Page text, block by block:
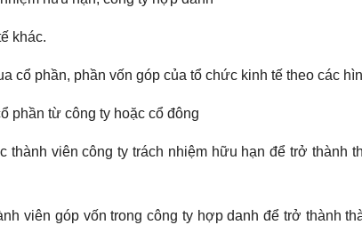
khác.
cổ phần, phần vốn góp của tổ chức kinh tế theo các
phần từ công ty hoặc cổ đông
thành viên công ty trách nhiệm hữu hạn để trở thành
viên góp vốn trong công ty hợp danh để trở thành